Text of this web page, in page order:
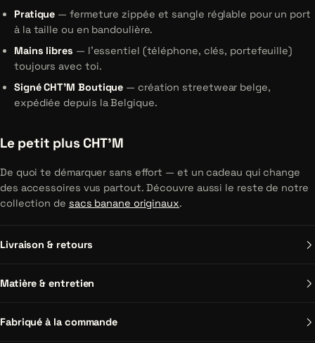
Pratique — fermeture zippée et sangle réglable pour un port
à la taille ou en bandoulière.
Mains libres — l'essentiel (téléphone, clés, portefeuille)
toujours avec toi.
Signé CHT'M Boutique — création streetwear belge,
expédiée depuis la Belgique.
Le petit plus CHT'M
De quoi te démarquer sans effort — et un cadeau qui change
des accessoires vus partout. Découvre aussi le reste de notre
collection de sacs banane originaux.
Livraison & retours
Matière & entretien
Fabriqué à la commande